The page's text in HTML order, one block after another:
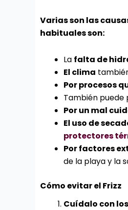
Varias son las
habituales son:
La falta de
El clima
Por procesos
También puede
Por un mal
El uso de
protectores
Por factores
de la playa y la
Cómo evitar el Frizz
Cuídalo con